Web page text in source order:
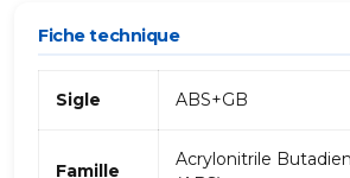
Fiche technique
Sigle ABS+GB
Famille
Acrylonitrile